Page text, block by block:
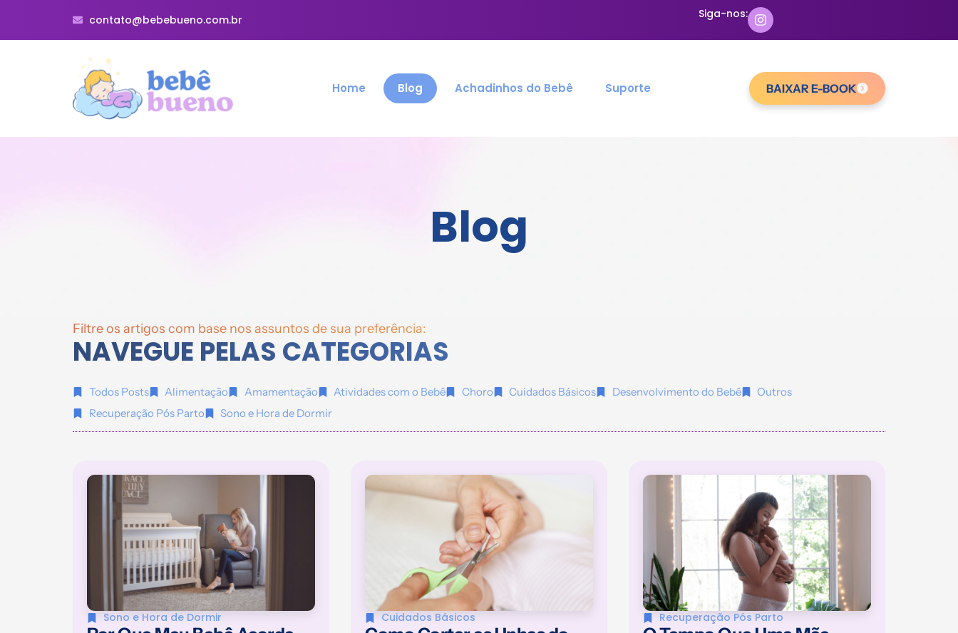
contato@bebebueno.com.br Siga-nos:
Home Blog Achadinhos do Bebê Suporte BAIXAR E-BOOK
Blog
Filtre os artigos com base nos assuntos de sua preferência:
NAVEGUE PELAS CATEGORIAS
Todos Posts Alimentação Amamentação Atividades com o Bebê Choro Cuidados Básicos Desenvolvimento do Bebê
Outros
Recuperação Pós Parto
Sono e Hora de Dormir
Sono e Hora de Dormir Cuidados Básicos Recuperação Pós Parto